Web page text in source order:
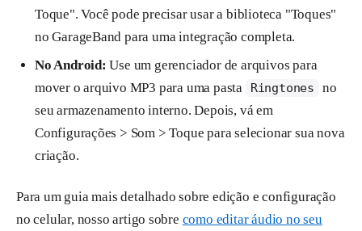
Toque". Você pode precisar usar a biblioteca "Toques"
no GarageBand para uma integração completa.
No Android: Use um gerenciador de arquivos para
mover o arquivo MP3 para uma pasta
Ringtones
no
seu armazenamento interno. Depois, vá em
Configurações > Som > Toque para selecionar sua nova
criação.
Para um guia mais detalhado sobre edição e configuração
no celular, nosso artigo sobre como editar áudio no seu